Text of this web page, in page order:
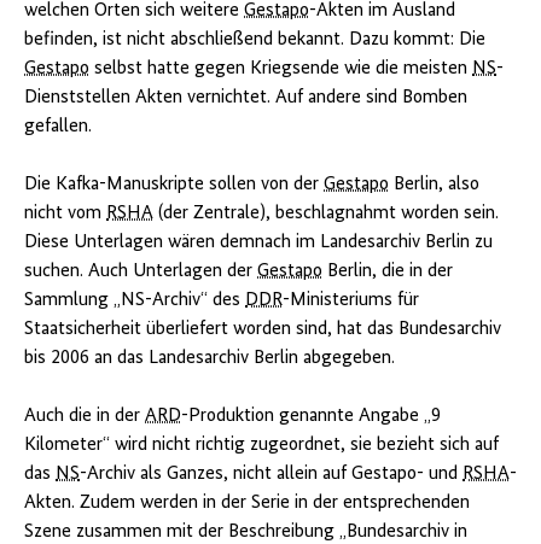
welchen Orten sich weitere Gestapo-Akten im Ausland
befinden, ist nicht abschließend bekannt. Dazu kommt: Die
Gestapo selbst hatte gegen Kriegsende wie die meisten NS-
Dienststellen Akten vernichtet. Auf andere sind Bomben
gefallen.
Die Kafka-Manuskripte sollen von der Gestapo Berlin, also
nicht vom RSHA (der Zentrale), beschlagnahmt worden sein.
Diese Unterlagen wären demnach im Landesarchiv Berlin zu
suchen. Auch Unterlagen der Gestapo Berlin, die in der
Sammlung „NS-Archiv“ des DDR-Ministeriums für
Staatsicherheit überliefert worden sind, hat das Bundesarchiv
bis 2006 an das Landesarchiv Berlin abgegeben.
Auch die in der ARD-Produktion genannte Angabe „9
Kilometer“ wird nicht richtig zugeordnet, sie bezieht sich auf
das NS-Archiv als Ganzes, nicht allein auf Gestapo- und RSHA-
Akten. Zudem werden in der Serie in der entsprechenden
Szene zusammen mit der Beschreibung „Bundesarchiv in